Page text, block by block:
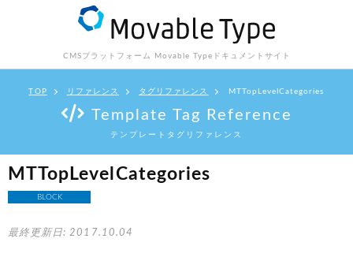
CMSプラットフォーム Movable Type ドキュメントサイト
TOP リファレンス タグリファレンス MTTopLevelCategories
Template Tag Reference
テンプレートタグリファレンス
MTTopLevelCategories
BLOCK
最終更新日: 2017.10.04